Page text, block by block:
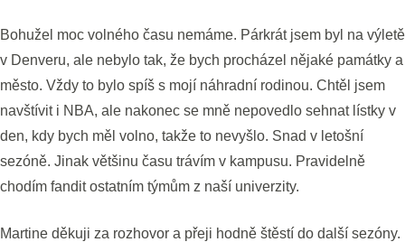
Bohužel moc volného času nemáme. Párkrát jsem byl na výletě
v Denveru, ale nebylo tak, že bych procházel nějaké památky a
město. Vždy to bylo spíš s mojí náhradní rodinou. Chtěl jsem
navštívit i NBA, ale nakonec se mně nepovedlo sehnat lístky v
den, kdy bych měl volno, takže to nevyšlo. Snad v letošní
sezóně. Jinak většinu času trávím v kampusu. Pravidelně
chodím fandit ostatním týmům z naší univerzity.
Martine děkuji za rozhovor a přeji hodně štěstí do další sezóny.